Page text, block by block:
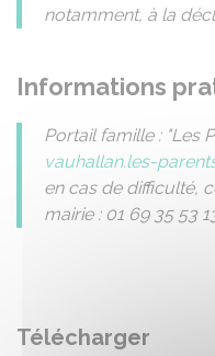
notamment, à la
Informations
Portail famille : "Les
vauhallan.les-
en cas de difficulté,
mairie : 01 69 35 53
Télécharger